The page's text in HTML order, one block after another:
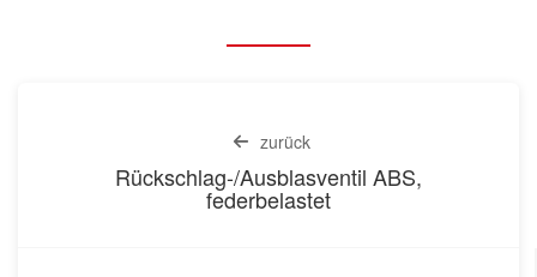
zurück
Rückschlag-/Ausblasventil ABS,
federbelastet